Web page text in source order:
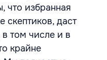
что избранная
скептиков, даст
в том числе и в
крайне